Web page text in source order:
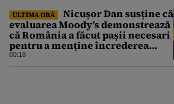
ULTIMA ORĂ
Nicușor Dan susține că
evaluarea Moody’s demonstrează
că România a făcut pașii necesari
pentru a menține încrederea
investitorilor: „Totuși,
00:18